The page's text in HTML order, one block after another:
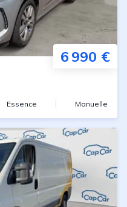
6 990 €
Essence Manuelle